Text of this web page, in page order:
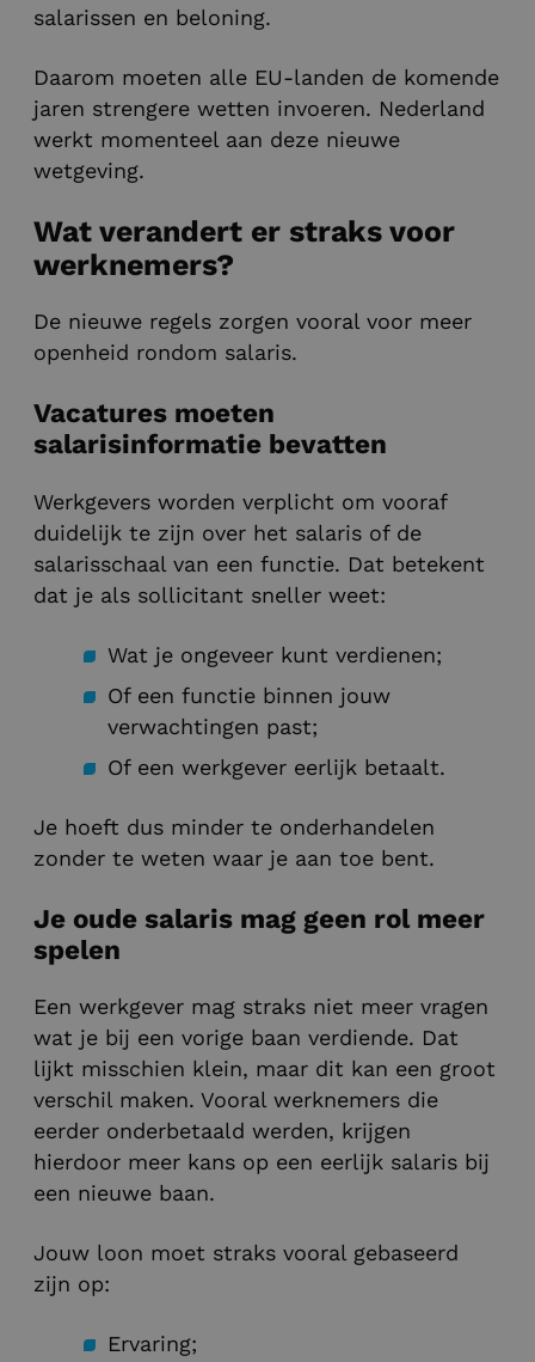
salarissen en beloning.
Daarom moeten alle EU-landen de komende
jaren strengere wetten invoeren. Nederland
werkt momenteel aan deze nieuwe
wetgeving.
Wat verandert er straks voor
werknemers?
De nieuwe regels zorgen vooral voor meer
openheid rondom salaris.
Vacatures moeten
salarisinformatie bevatten
Werkgevers worden verplicht om vooraf
duidelijk te zijn over het salaris of de
salarisschaal van een functie. Dat betekent
dat je als sollicitant sneller weet:
Wat je ongeveer kunt verdienen;
Of een functie binnen jouw
verwachtingen past;
Of een werkgever eerlijk betaalt.
Je hoeft dus minder te onderhandelen
zonder te weten waar je aan toe bent.
Je oude salaris mag geen rol meer
spelen
Een werkgever mag straks niet meer vragen
wat je bij een vorige baan verdiende. Dat
lijkt misschien klein, maar dit kan een groot
verschil maken. Vooral werknemers die
eerder onderbetaald werden, krijgen
hierdoor meer kans op een eerlijk salaris bij
een nieuwe baan.
Jouw loon moet straks vooral gebaseerd
zijn op:
Ervaring;